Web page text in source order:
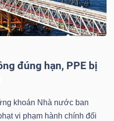
đúng hạn, PPE bị
khoán Nhà nước ban
vi phạm hành chính đối